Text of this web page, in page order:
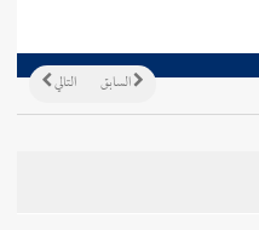
التالي السابق